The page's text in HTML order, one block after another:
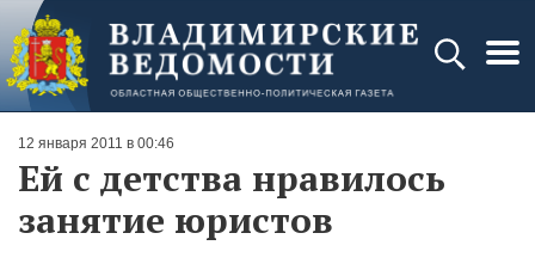
12 января 2011 в 00:46
Ей с детства нравилось
занятие юристов